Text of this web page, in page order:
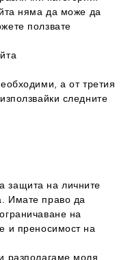
няма да може да
ползвате
а от третия
следните
защита на личните
Имате право да
на
и преносимост на
разполагаме моля